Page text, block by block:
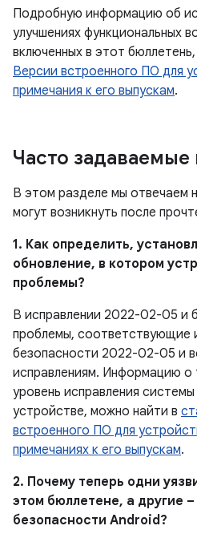
Подробную информацию об
улучшениях функциональных
включенных в этот
Версии встроенного ПО для
примечания к его выпускам.
Часто
В этом разделе мы отвечаем
могут возникнуть после
1. Как определить,
обновление, в котором
проблемы?
В исправлении 2022-02-05 и
проблемы, соответствующие
безопасности 2022-02-05 и
исправлениям. Информацию о
уровень исправления
устройстве, можно найти в
встроенного ПО для
примечаниях к его выпускам.
2. Почему теперь одни
этом бюллетене, а другие
безопасности Android?